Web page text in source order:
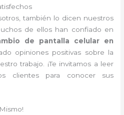
también lo dicen nuestros
de ellos han confiado en
de pantalla celular en
opiniones positivas sobre la
trabajo. ¡Te invitamos a leer
clientes para conocer sus